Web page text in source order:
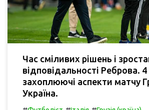
Час сміливих рішень і
відповідальності Реброва. 4
захоплюючі аспекти матчу
Україна.